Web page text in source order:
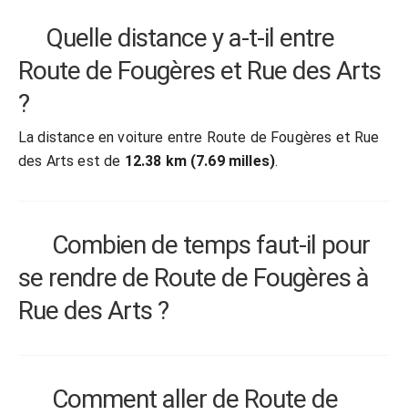
Quelle distance y a-t-il entre
Route de Fougères et Rue des Arts
?
La distance en voiture entre Route de Fougères et Rue
des Arts est de 12.38 km (7.69 milles).
Combien de temps faut-il pour
se rendre de Route de Fougères à
Rue des Arts ?
Comment aller de Route de